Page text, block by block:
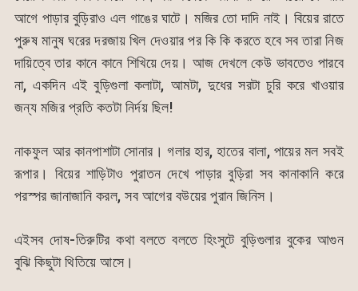
আগে পাড়ার বুড়িরাও এল গাঙের ঘাটে। মজির তো দাদি নাই। বিয়ের রাতে
পুরুষ মানুষ ঘরের দরজায় খিল দেওয়ার পর কি কি করতে হবে সব তারা নিজ
দায়িত্বে তার কানে কানে শিখিয়ে দেয়। আজ দেখলে কেউ ভাবতেও পারবে
না, একদিন এই বুড়িগুলা কলাটা, আমটা, দুধের সরটা চুরি করে খাওয়ার
জন্য মজির প্রতি কতটা নির্দয় ছিল!
নাকফুল আর কানপাশাটা সোনার। গলার হার, হাতের বালা, পায়ের মল সবই
রূপার। বিয়ের শাড়িটাও পুরাতন দেখে পাড়ার বুড়িরা সব কানাকানি করে
পরস্পর জানাজানি করল, সব আগের বউয়ের পুরান জিনিস।
এইসব দোষ-তিরুটির কথা বলতে বলতে হিংসুটে বুড়িগুলার বুকের আগুন
বুঝি কিছুটা থিতিয়ে আসে।